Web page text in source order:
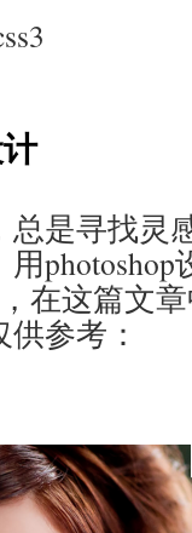
是寻找灵
在这篇文
参考：